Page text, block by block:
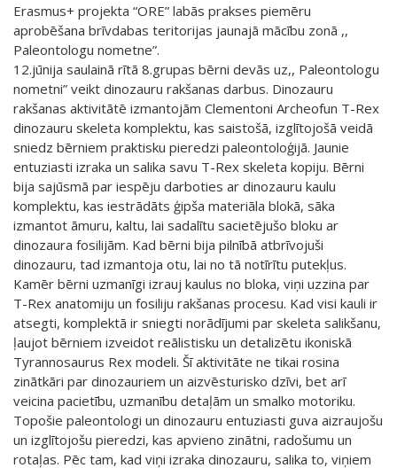
Erasmus+ projekta “ORE” labās prakses piemēru
aprobēšana brīvdabas teritorijas jaunajā mācību zonā ,,
Paleontologu nometne”.
12.jūnija saulainā rītā 8.grupas bērni devās uz,, Paleontologu
nometni” veikt dinozauru rakšanas darbus. Dinozauru
rakšanas aktivitātē izmantojām Clementoni Archeofun T-Rex
dinozauru skeleta komplektu, kas saistošā, izglītojošā veidā
sniedz bērniem praktisku pieredzi paleontoloģijā. Jaunie
entuziasti izraka un salika savu T-Rex skeleta kopiju. Bērni
bija sajūsmā par iespēju darboties ar dinozauru kaulu
komplektu, kas iestrādāts ģipša materiāla blokā, sāka
izmantot āmuru, kaltu, lai sadalītu sacietējušo bloku ar
dinozaura fosilijām. Kad bērni bija pilnībā atbrīvojuši
dinozauru, tad izmantoja otu, lai no tā notīrītu putekļus.
Kamēr bērni uzmanīgi izrauj kaulus no bloka, viņi uzzina par
T-Rex anatomiju un fosiliju rakšanas procesu. Kad visi kauli ir
atsegti, komplektā ir sniegti norādījumi par skeleta salikšanu,
ļaujot bērniem izveidot reālistisku un detalizētu ikoniskā
Tyrannosaurus Rex modeli. Šī aktivitāte ne tikai rosina
zinātkāri par dinozauriem un aizvēsturisko dzīvi, bet arī
veicina pacietību, uzmanību detaļām un smalko motoriku.
Topošie paleontologi un dinozauru entuziasti guva aizraujošu
un izglītojošu pieredzi, kas apvieno zinātni, radošumu un
rotaļas. Pēc tam, kad viņi izraka dinozauru, salika to, viņiem